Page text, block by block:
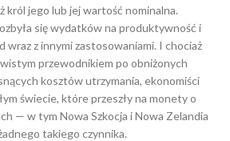
król jego lub jej wartość nominalna.
się wydatków na produktywność i
wraz z innymi zastosowaniami. I chociaż
przewodnikiem po obniżonych
kosztów utrzymania, ekonomiści
świecie, które przeszły na monety o
— w tym Nowa Szkocja i Nowa Zelandia
takiego czynnika.